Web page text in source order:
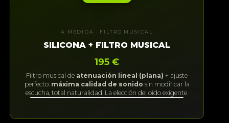
A MEDIDA · FILTRO MUSICAL
SILICONA + FILTRO MUSICAL
195 €
Filtro musical de atenuación lineal (plana) + ajuste
perfecto: máxima calidad de sonido sin modificar la
escucha, total naturalidad. La elección del oído exigente.